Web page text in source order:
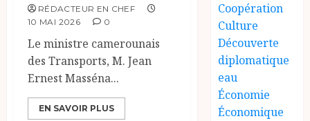
RÉDACTEUR EN CHEF
10 MAI 2026
0
Le ministre camerounais
des Transports, M. Jean
Ernest Masséna...
EN SAVOIR PLUS
Coopération
Culture
Découverte
diplomatique
eau
Économie
Économique